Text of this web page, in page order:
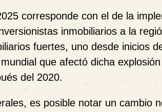
corresponde con el de la
inmobiliarios a la
fuertes, uno desde inicios
que afectó dicha
del 2020.
es posible notar un cambio